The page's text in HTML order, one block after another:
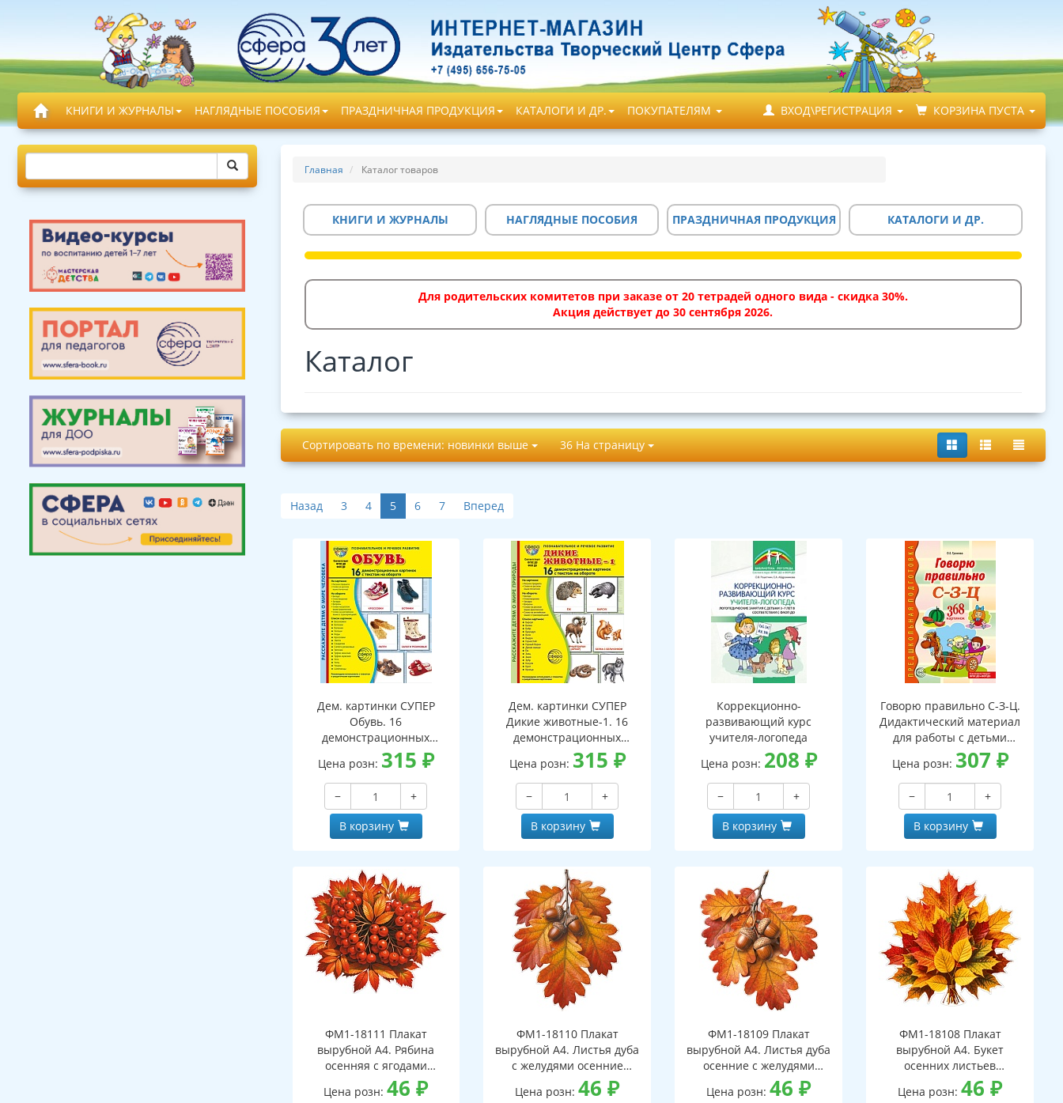
КНИГИ И ЖУРНАЛЫ НАГЛЯДНЫЕ ПОСОБИЯ ПРАЗДНИЧНАЯ ПРОДУКЦИЯ КАТАЛОГИ И ДР. ПОКУПАТЕЛЯМ ВХОД\РЕГИСТРАЦИЯ КОРЗИНА ПУСТА
Главная Каталог товаров
КНИГИ И ЖУРНАЛЫ НАГЛЯДНЫЕ ПОСОБИЯ ПРАЗДНИЧНАЯ ПРОДУКЦИЯ КАТАЛОГИ И ДР.
Для родительских комитетов при заказе от 20 тетрадей одного вида - скидка 30%.
Акция действует до 30 сентября 2026.
Каталог
Сортировать по времени: новинки выше 36 На страницу
Назад 3 4 5 6 7 Вперед
Дем. картинки СУПЕР
Обувь. 16
демонстрационных
картинок с текстом В
ПАПКЕ (173х220 мм)
Цена розн: 315 ₽
−
+
В корзину
Дем. картинки СУПЕР
Дикие животные-1. 16
демонстрационных
картинок с текстом В
ПАПКЕ (173х220 мм)
Цена розн: 315 ₽
−
+
В корзину
Коррекционно-
развивающий курс
учителя-логопеда
Цена розн: 208 ₽
−
+
В корзину
Говорю правильно С-З-Ц.
Дидактический материал
для работы с детьми
дошкольного и младшего
школьного возраста - 2-ое
изд.
Цена розн: 307 ₽
−
+
В корзину
ФМ1-18111 Плакат
вырубной А4. Рябина
осенняя с ягодами
(двухсторонний, ВД-лак)
Цена розн:46₽
ФМ1-18110 Плакат
вырубной А4. Листья дуба
с желудями осенние
(двухсторонний, ВД-лак)
Цена розн:46₽
ФМ1-18109 Плакат
вырубной А4. Листья дуба
осенние с желудями
(двухсторонний, ВД-лак)
Цена розн:46₽
ФМ1-18108 Плакат
вырубной А4. Букет
осенних листьев
(двухсторонний, ВД-лак)
Цена розн:46₽